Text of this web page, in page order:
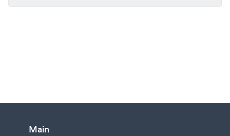
Main